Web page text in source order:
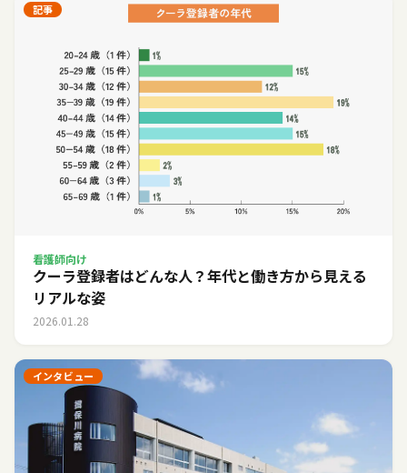
記事
看護師向け
クーラ登録者はどんな人？年代と働き方から見える
リアルな姿
2026.01.28
インタビュー